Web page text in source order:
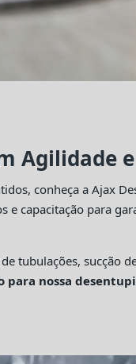
Agilidade
conheça a Ajax
capacitação para
tubulações, sucção
para nossa